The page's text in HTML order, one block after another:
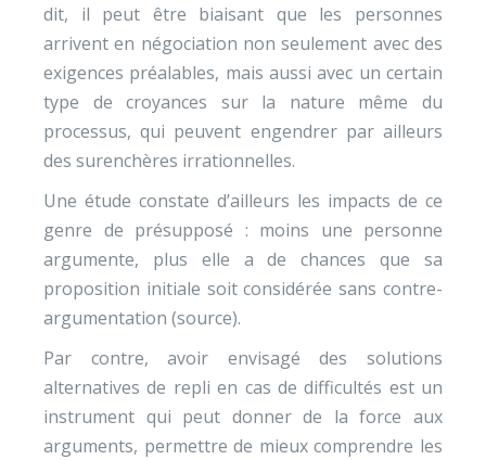
dit, il peut être biaisant que les personnes
arrivent en négociation non seulement avec des
exigences préalables, mais aussi avec un certain
type de croyances sur la nature même du
processus, qui peuvent engendrer par ailleurs
des surenchères irrationnelles.
Une étude constate d’ailleurs les impacts de ce
genre de présupposé : moins une personne
argumente, plus elle a de chances que sa
proposition initiale soit considérée sans contre-
argumentation (source).
Par contre, avoir envisagé des solutions
alternatives de repli en cas de difficultés est un
instrument qui peut donner de la force aux
arguments, permettre de mieux comprendre les